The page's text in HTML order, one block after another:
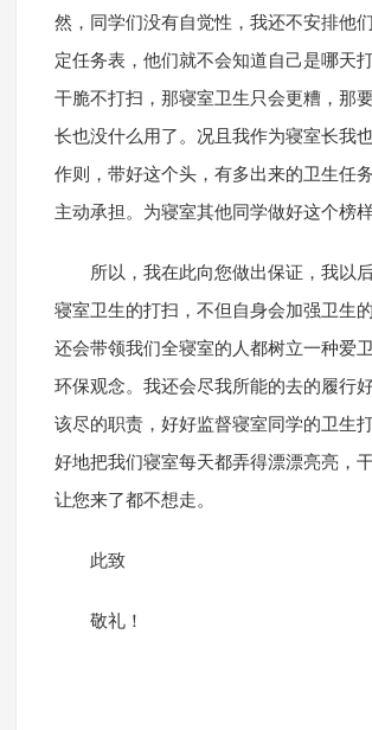
然，同学们没有自觉性，我还不安排他
定任务表，他们就不会知道自己是哪天
干脆不打扫，那寝室卫生只会更糟，那
长也没什么用了。况且我作为寝室长我
作则，带好这个头，有多出来的卫生任
主动承担。为寝室其他同学做好这个榜样
所以，我在此向您做出保证，我以
寝室卫生的打扫，不但自身会加强卫生
还会带领我们全寝室的人都树立一种爱
环保观念。我还会尽我所能的去的履行
该尽的职责，好好监督寝室同学的卫生
好地把我们寝室每天都弄得漂漂亮亮，
让您来了都不想走。
此致
敬礼！